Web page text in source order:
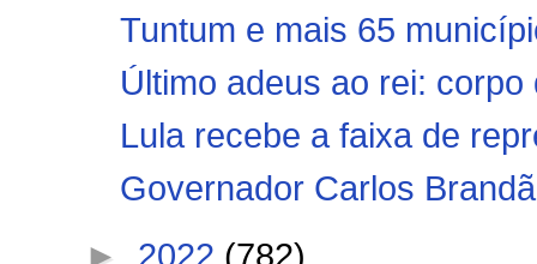
Tuntum e mais 65
Último adeus ao rei:
Lula recebe a faixa de
Governador Carlos
► 2022 (782)